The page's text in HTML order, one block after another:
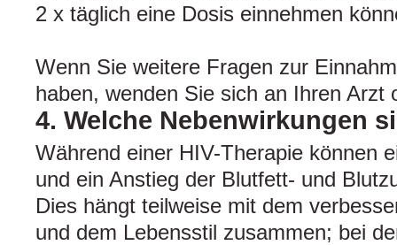
2 x täglich eine Dosis einnehmen
Wenn Sie weitere Fragen zur
haben, wenden Sie sich an Ihren Arzt
4. Welche Nebenwirkungen
Während einer HIV-Therapie können
und ein Anstieg der Blutfett- und
Dies hängt teilweise mit dem
und dem Lebensstil zusammen; bei